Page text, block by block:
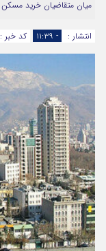
میان متقاضیان خرید مسکن
انتشار : - ۱۱:۳۹ کد خبر :